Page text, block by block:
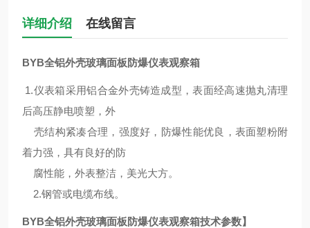
详细介绍 在线留言
BYB全铝外壳玻璃面板防爆仪表观察箱
1.仪表箱采用铝合金外壳铸造成型，表面经高速抛丸清理
后高压静电喷塑，外
壳结构紧凑合理，强度好，防爆性能优良，表面塑粉附
着力强，具有良好的防
腐性能，外表整洁，美光大方。
2.钢管或电缆布线。
BYB全铝外壳玻璃面板防爆仪表观察箱技术参数】